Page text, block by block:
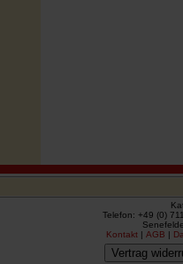
Telefon: +49 (0)
Kontakt |AGB |
Vertrag